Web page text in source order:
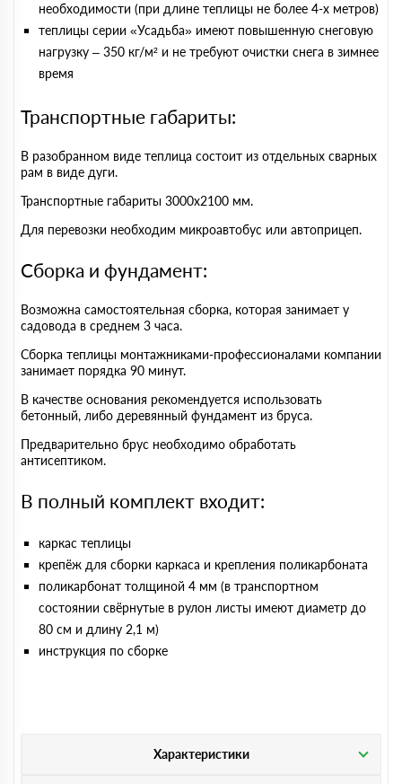
необходимости (при длине теплицы не более 4-х метров)
теплицы серии «Усадьба» имеют повышенную снеговую
нагрузку – 350 кг/м² и не требуют очистки снега в зимнее
время
Транспортные габариты:
В разобранном виде теплица состоит из отдельных сварных
рам в виде дуги.
Транспортные габариты 3000х2100 мм.
Для перевозки необходим микроавтобус или автоприцеп.
Сборка и фундамент:
Возможна самостоятельная сборка, которая занимает у
садовода в среднем 3 часа.
Сборка теплицы монтажниками-профессионалами компании
занимает порядка 90 минут.
В качестве основания рекомендуется использовать
бетонный, либо деревянный фундамент из бруса.
Предварительно брус необходимо обработать
антисептиком.
В полный комплект входит:
каркас теплицы
крепёж для сборки каркаса и крепления поликарбоната
поликарбонат толщиной 4 мм (в транспортном
состоянии свёрнутые в рулон листы имеют диаметр до
80 см и длину 2,1 м)
инструкция по сборке
Характеристики